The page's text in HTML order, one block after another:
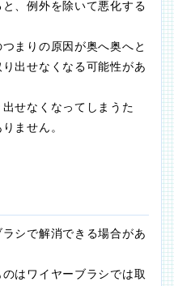
、例外を除いて悪化する
まりの原因が奥へ奥へと
出せなくなる可能性があ
せなくなってしまうた
ません。
シで解消できる場合があ
はワイヤーブラシでは取